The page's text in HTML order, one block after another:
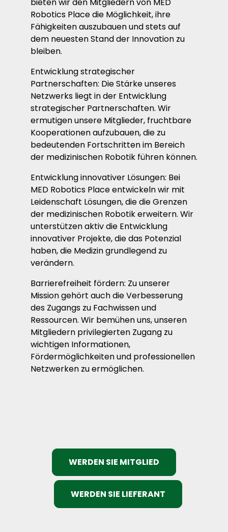
Robotics Place die Möglichkeit, ihre
Fähigkeiten auszubauen und stets auf
dem neuesten Stand der Innovation zu
bleiben.
Entwicklung strategischer
Partnerschaften: Die Stärke unseres
Netzwerks liegt in der Entwicklung
strategischer Partnerschaften. Wir
ermutigen unsere Mitglieder, fruchtbare
Kooperationen aufzubauen, die zu
bedeutenden Fortschritten im Bereich
der medizinischen Robotik führen können.
Entwicklung innovativer Lösungen: Bei
MED Robotics Place entwickeln wir mit
Leidenschaft Lösungen, die die Grenzen
der medizinischen Robotik erweitern. Wir
unterstützen aktiv die Entwicklung
innovativer Projekte, die das Potenzial
haben, die Medizin grundlegend zu
verändern.
Barrierefreiheit fördern: Zu unserer
Mission gehört auch die Verbesserung
des Zugangs zu Fachwissen und
Ressourcen. Wir bemühen uns, unseren
Mitgliedern privilegierten Zugang zu
wichtigen Informationen,
Fördermöglichkeiten und professionellen
Netzwerken zu ermöglichen.
WERDEN SIE MITGLIED
WERDEN SIE LIEFERANT